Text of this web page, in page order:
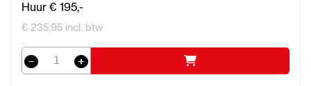
Huur € 195,-
€ 235,95 incl. btw